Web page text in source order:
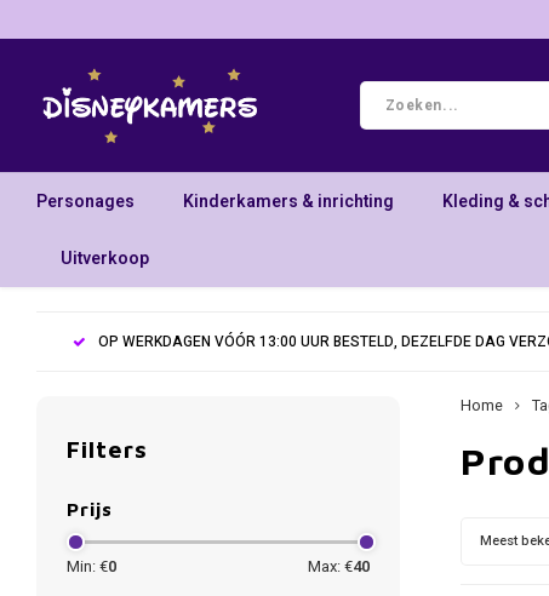
Personages Kinderkamers & inrichting Kleding &
Uitverkoop
OP WERKDAGEN VÓÓR 13:00 UUR BESTELD, DEZELFDE DAG
Filters
Prijs
Min: €0 Max: €40
Home
Meest